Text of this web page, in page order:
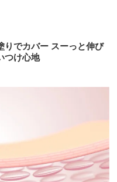
りでカバー スーっと伸び
つけ心地